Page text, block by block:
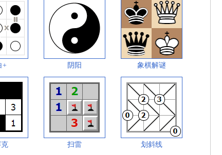
+ 阴阳 象棋解谜
扫雷 划斜线